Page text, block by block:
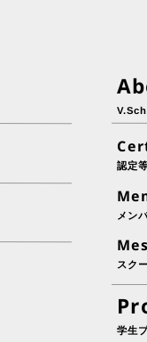
認定
メン
スク
学生